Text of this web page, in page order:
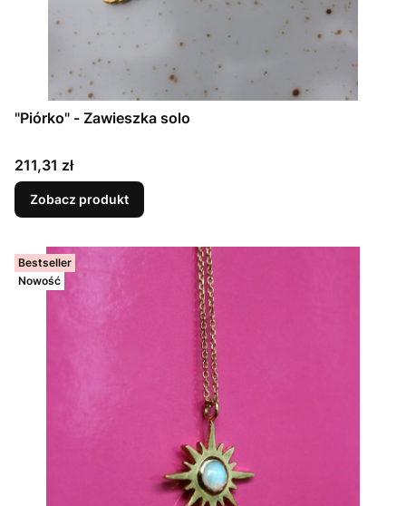
"Piórko" - Zawieszka solo
Cena
211,31 zł
Zobacz produkt
Bestseller
Nowość